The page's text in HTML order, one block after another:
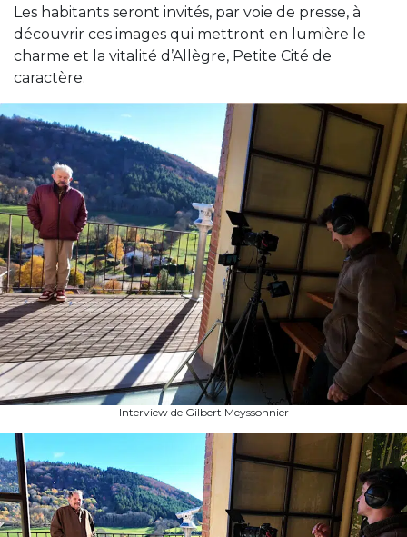
Les habitants seront invités, par voie de presse, à
découvrir ces images qui mettront en lumière le
charme et la vitalité d’Allègre, Petite Cité de
caractère.
Interview de Gilbert Meyssonnier